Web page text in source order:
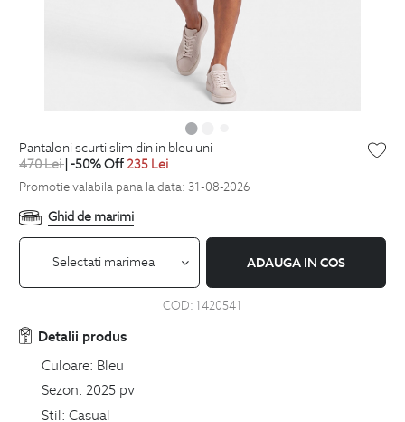
pantaloni scurti slim din in bleu uni
470Lei | -50% Off235 Lei
Promotie valabila pana la data: 31-08-2026
Ghid de marimi
Selectati marimea ADAUGA IN COS
COD: 1420541
Detalii produs
Culoare: Bleu
Sezon: 2025 pv
Stil: Casual